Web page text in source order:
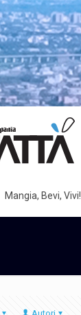
Mangia, Bevi, Vivi!